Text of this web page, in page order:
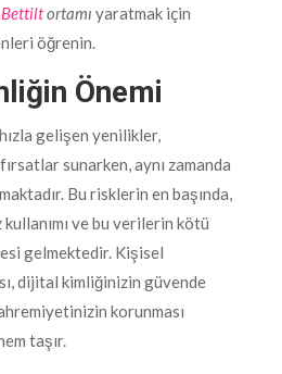
Bettiltortamı yaratmak için
öğrenin.
Önemi
gelişen yenilikler,
sunarken, aynı zamanda
Bu risklerin en başında,
ve bu verilerin kötü
gelmektedir. Kişisel
dijital kimliğinizin güvende
korunması
taşır.